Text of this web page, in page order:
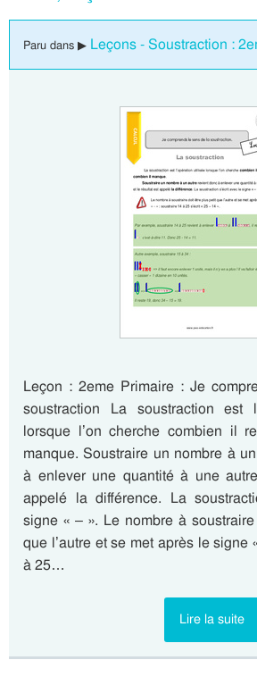
Paru dans ▶ Leçons - Soustraction :
Leçon : 2eme Primaire : Je
soustraction La soustraction est
lorsque l’on cherche combien il
manque. Soustraire un nombre à
à enlever une quantité à une
appelé la différence. La
signe « – ». Le nombre à
que l’autre et se met après le signe
à 25…
Lire la suite